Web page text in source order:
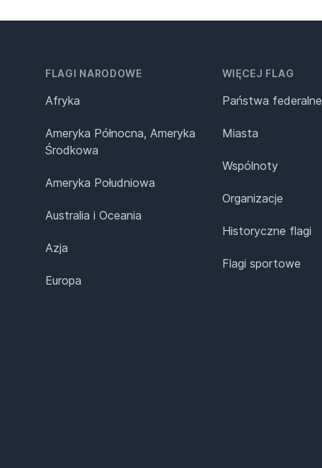
FLAGI NARODOWE
Afryka
Ameryka Północna, Ameryka
Środkowa
Ameryka Południowa
Australia i Oceania
Azja
Europa
WIĘCEJ FLAG
Państwa federalne
Miasta
Wspólnoty
Organizacje
Historyczne flagi
Flagi sportowe